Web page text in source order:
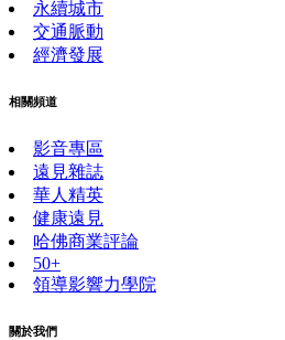
永續城市
交通脈動
經濟發展
相關頻道
影音專區
遠見雜誌
華人精英
健康遠見
哈佛商業評論
50+
領導影響力學院
關於我們